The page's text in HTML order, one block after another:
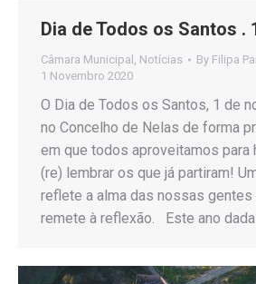
Dia de Todos os Santos .
Câmara Municipal , Notícias By Filipa
1 Novembro 2020
O Dia de Todos os Santos, 1 de
no Concelho de Nelas de forma
em que todos aproveitamos para
(re) lembrar os que já partiram!
reflete a alma das nossas gentes
remete à reflexão. Este ano